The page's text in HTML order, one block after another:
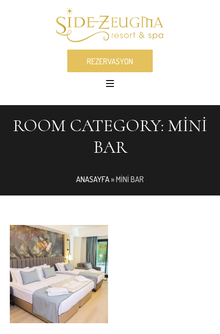
REZERVASYON
ROOM CATEGORY: MINI
BAR
ANASAYFA»MINI BAR